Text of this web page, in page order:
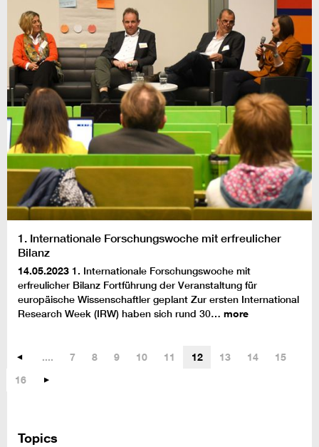
1. Internationale Forschungswoche mit erfreulicher
Bilanz
14.05.2023 1. Internationale Forschungswoche mit
erfreulicher Bilanz Fortführung der Veranstaltung für
europäische Wissenschaftler geplant Zur ersten International
Research Week (IRW) haben sich rund 30… more
.... 7 8 9 10 11 12 13 14
15
16
Topics